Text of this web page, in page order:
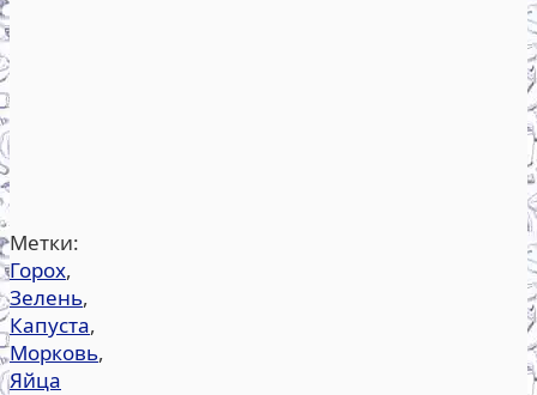
Метки:
Горох,
Зелень,
Капуста,
Морковь,
Яйца